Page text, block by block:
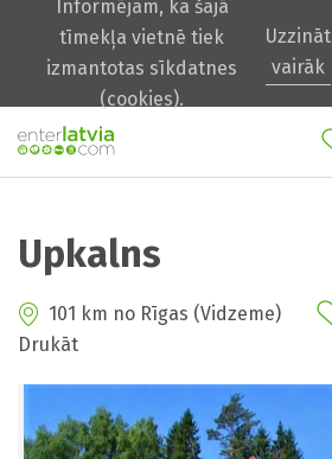
Informējam, ka šajā
tīmekļa vietnē tiek
izmantotas sīkdatnes
(cookies).
Uzzināt
vairāk
Upkalns
101 km no Rīgas (Vidzeme)
Drukāt